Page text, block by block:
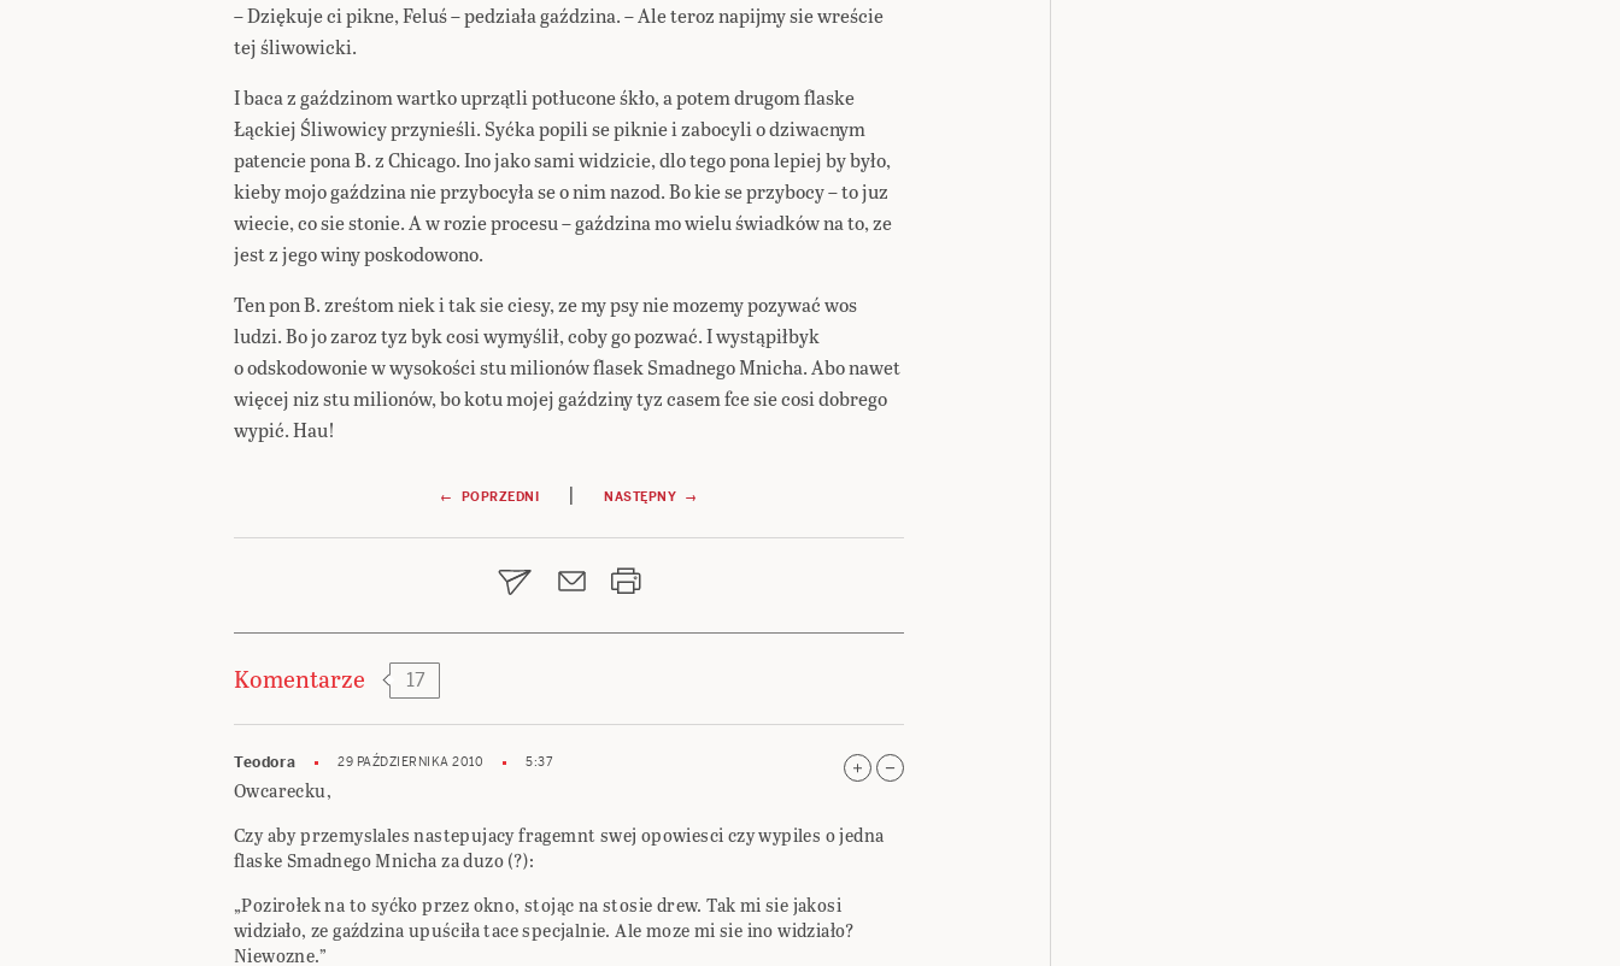
– Dziękuje ci pikne, Feluś – pedziała gaździna. – Ale teroz napijmy sie wreście
tej śliwowicki.
I baca z gaździnom wartko uprzątli potłucone śkło, a potem drugom flaske
Łąckiej Śliwowicy przynieśli. Syćka popili se piknie i zabocyli o dziwacnym
patencie pona B. z Chicago. Ino jako sami widzicie, dlo tego pona lepiej by było,
kieby mojo gaździna nie przybocyła se o nim nazod. Bo kie se przybocy – to juz
wiecie, co sie stonie. A w rozie procesu – gaździna mo wielu świadków na to, ze
jest z jego winy poskodowono.
Ten pon B. zreśtom niek i tak sie ciesy, ze my psy nie mozemy pozywać wos
ludzi. Bo jo zaroz tyz byk cosi wymyślił, coby go pozwać. I wystąpiłbyk
o odskodowonie w wysokości stu milionów flasek Smadnego Mnicha. Abo nawet
więcej niz stu milionów, bo kotu mojej gaździny tyz casem fce sie cosi dobrego
wypić. Hau!
wpisu
← POPRZEDNI | NASTĘPNY →
Komentarze 17
Teodora 29 PAŹDZIERNIKA 2010 5:37
Owcarecku,
Czy aby przemyslales nastepujacy fragemnt swej opowiesci czy wypiles o jedna
flaske Smadnego Mnicha za duzo (?):
„Pozirołek na to syćko przez okno, stojąc na stosie drew. Tak mi sie jakosi
widziało, ze gaździna upuściła tace specjalnie. Ale moze mi sie ino widziało?
Niewozne.”